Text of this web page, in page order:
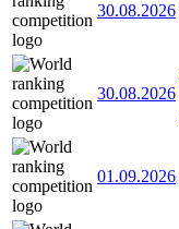
30.08.2026
30.08.2026
01.09.2026